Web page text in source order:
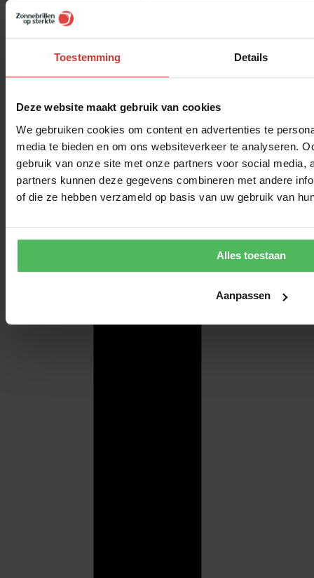
Toestemming Details
Deze website maakt gebruik van cookies
We gebruiken cookies om content en advertenties te
media te bieden en om ons websiteverkeer te analyseren.
gebruik van onze site met onze partners voor social media,
partners kunnen deze gegevens combineren met andere
of die ze hebben verzameld op basis van uw gebruik van
Alles toestaan
Aanpassen